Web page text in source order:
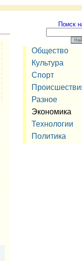
Поиск
Общество
Культура
Спорт
Разное
Экономика
Технологии
Политика